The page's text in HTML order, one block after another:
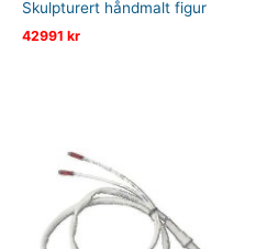
Skulpturert håndmalt figur
42991 kr